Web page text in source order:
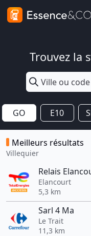
Trouvez la
GO E10
Meilleurs résultats
Villequier
Relais
Elancourt
5,3 km
Sarl 4 Ma
Le Trait
11,3 km